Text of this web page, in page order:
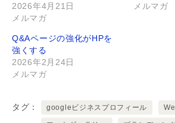
2026年4月21日
メルマガ
メルマガ
Q&Aページの強化がHPを
強くする
2026年2月24日
メルマガ
タグ googleビジネスプロフィール